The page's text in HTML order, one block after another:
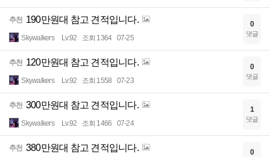
추천 190만원대 참고 견적입니다.
Skywalkers Lv.92 조회 1364 07-25
0
댓글
추천 120만원대 참고 견적입니다.
Skywalkers Lv.92 조회 1558 07-23
0
댓글
추천 300만원대 참고 견적입니다.
Skywalkers Lv.92 조회 1466 07-24
1
댓글
추천 380만원대 참고 견적입니다. 0